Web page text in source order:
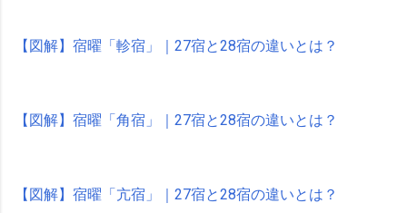
【図解】宿曜「軫宿」｜27宿と28宿の違いとは？
【図解】宿曜「角宿」｜27宿と28宿の違いとは？
【図解】宿曜「亢宿」｜27宿と28宿の違いとは？